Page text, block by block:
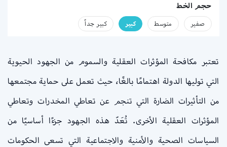
حجم الخط
صفير متوسط كبير كبير جداً
تعتبر مكافحة المؤثرات العقلية والسموم من الجهود الحيوية
التي توليها الدولة اهتمامًا بالغًا، حيث تعمل على حماية مجتمعها
من التأثيرات الضارة التي تنجم عن تعاطي المخدرات وتعاطي
المؤثرات العقلية الأخرى. تُعَدّ هذه الجهود جزءًا أساسيًا من
السياسات الصحية والأمنية والاجتماعية التي تسعى الحكومات